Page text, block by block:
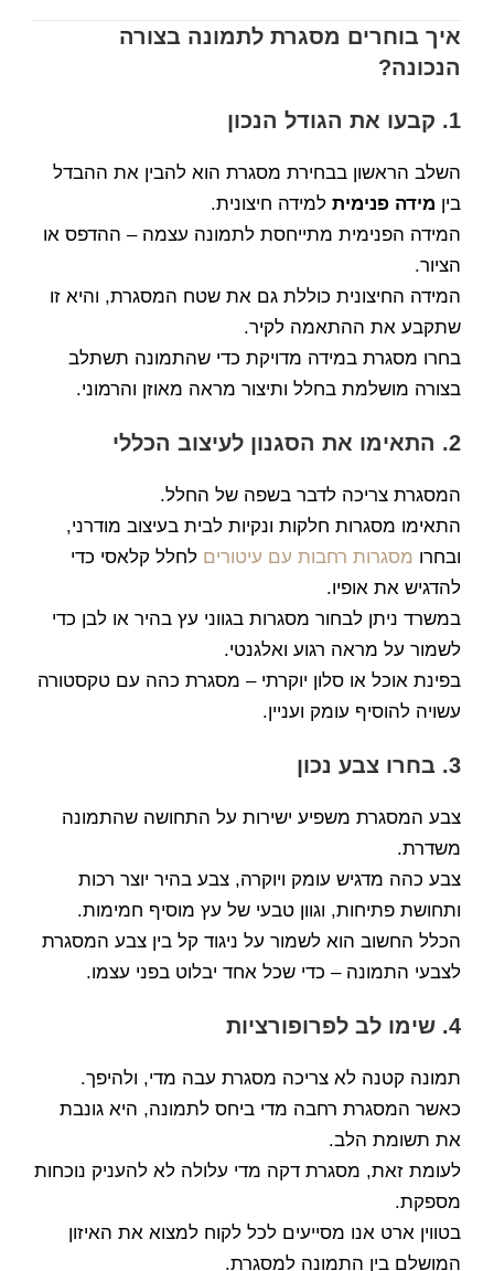
איך בוחרים מסגרת לתמונה בצורה
הנכונה?
1. קבעו את הגודל הנכון
השלב הראשון בבחירת מסגרת הוא להבין את ההבדל
בין מידה פנימית למידה חיצונית.
המידה הפנימית מתייחסת לתמונה עצמה – ההדפס או
הציור.
המידה החיצונית כוללת גם את שטח המסגרת, והיא זו
שתקבע את ההתאמה לקיר.
בחרו מסגרת במידה מדויקת כדי שהתמונה תשתלב
בצורה מושלמת בחלל ותיצור מראה מאוזן והרמוני.
2. התאימו את הסגנון לעיצוב הכללי
המסגרת צריכה לדבר בשפה של החלל.
התאימו מסגרות חלקות ונקיות לבית בעיצוב מודרני,
ובחרו מסגרות רחבות עם עיטורים לחלל קלאסי כדי
להדגיש את אופיו.
במשרד ניתן לבחור מסגרות בגווני עץ בהיר או לבן כדי
לשמור על מראה רגוע ואלגנטי.
בפינת אוכל או סלון יוקרתי – מסגרת כהה עם טקסטורה
עשויה להוסיף עומק ועניין.
3. בחרו צבע נכון
צבע המסגרת משפיע ישירות על התחושה שהתמונה
משדרת.
צבע כהה מדגיש עומק ויוקרה, צבע בהיר יוצר רכות
ותחושת פתיחות, וגוון טבעי של עץ מוסיף חמימות.
הכלל החשוב הוא לשמור על ניגוד קל בין צבע המסגרת
לצבעי התמונה – כדי שכל אחד יבלוט בפני עצמו.
4. שימו לב לפרופורציות
תמונה קטנה לא צריכה מסגרת עבה מדי, ולהיפך.
כאשר המסגרת רחבה מדי ביחס לתמונה, היא גונבת
את תשומת הלב.
לעומת זאת, מסגרת דקה מדי עלולה לא להעניק נוכחות
מספקת.
בטווין ארט אנו מסייעים לכל לקוח למצוא את האיזון
המושלם בין התמונה למסגרת.